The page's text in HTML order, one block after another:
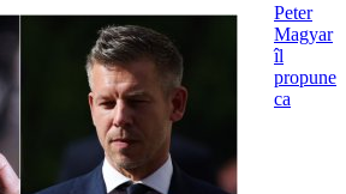
Peter
Magyar
îl
propune
ca